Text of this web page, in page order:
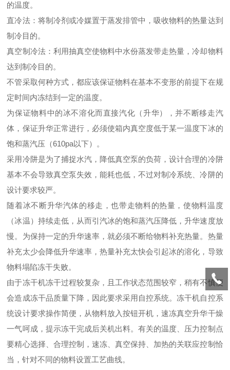
的温度。
直冷法：将制冷剂或冷媒置于蒸发排管中，吸收物料的热量达到
制冷目的。
真空制冷法：利用抽真空使物料中水份蒸发带走热量，冷却物料
达到制冷目的。
不管采取何种方式，都应该保证物料在基本不变形的前提下在规
定时间内冻结到一定的温度。
为保证物料中的冰不溶化而直接汽化（升华），并不断移走汽
体，保证升华正常进行，必须使箱内真空度低于某一温度下冰的
饱和蒸汽压（610pa以下）。
采用冷阱是为了捕捉水汽，降低真空泵的负荷，设计合理的冷阱
基本不会导致真空泵失效，能耗也低，不过对制冷系统、冷阱的
设计要求较严。
随着冰不断升华汽体的移走，也带走物料的热量，使物料温度
（冰温）持续走低，从而引汽冰的饱和蒸汽压降低，升华速度放
慢。为保持一定的升华速率，就必须不断给物料补充热量。热量
补充太少会降低升华速率，热量补充太快会引起冰的溶化，导致
物料塌陷冻干失败。
由于冻干机冻干过程较复杂，且工作状态范围较窄，稍有不慎便
会造成冻干品质量下降，因此要求采用自控系统。冻干机自控系
统设计要求操作简便，从物料放入按钮开机，速冻真空升华干燥
一气呵成，提示冻干完成后关机出料。有关的温度、压力控制点
要精心选择、合理控制，速冻、真空保持、加热的关联应控制恰
当，针对不同的物料设置工艺曲线。